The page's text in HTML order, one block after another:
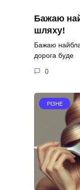
Бажаю
шляху!
Бажаю
дорога буде
0
РІЗНЕ